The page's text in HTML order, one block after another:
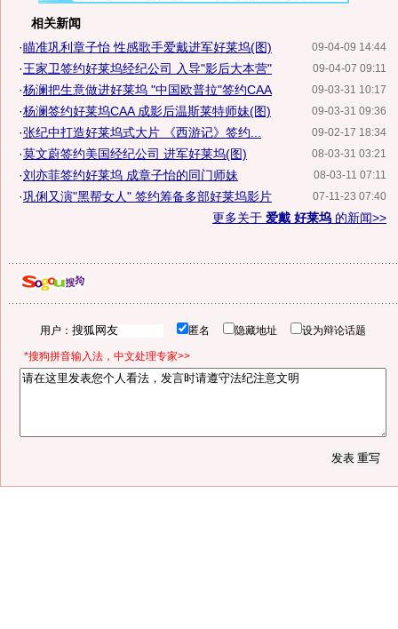
相关新闻
09-04-09 14:44
·瞄准巩利章子怡 性感歌手爱戴进军好莱坞(图)
09-04-07 09:11
·王家卫签约好莱坞经纪公司 入导"影后大本营"
09-03-31 10:17
·杨澜把生意做进好莱坞 "中国欧普拉"签约CAA
09-03-31 09:36
·杨澜签约好莱坞CAA 成影后温斯莱特师妹(图)
09-02-17 18:34
·张纪中打造好莱坞式大片 《西游记》签约...
08-03-31 03:21
·莫文蔚签约美国经纪公司 进军好莱坞(图)
08-03-11 07:11
·刘亦菲签约好莱坞 成章子怡的同门师妹
07-11-23 07:40
·巩俐又演"黑帮女人" 签约筹备多部好莱坞影片
更多关于 爱戴 好莱坞 的新闻>>
用户： 匿名 隐藏地址 设为辩论话题
*搜狗拼音输入法，中文处理专家>>